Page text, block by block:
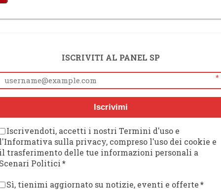
ISCRIVITI AL PANEL SP
*
Iscrivimi
Iscrivendoti, accetti i nostri Termini d'uso e
sulla privacy, compreso l'uso dei cookie e
trasferimento delle tue informazioni personali a
Politici*
Sì, tienimi aggiornato su notizie, eventi e offerte*